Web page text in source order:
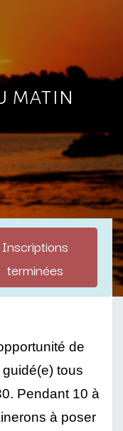
matin
Inscriptions
terminées
de
guidé(e) tous
Pendant 10 à
à poser